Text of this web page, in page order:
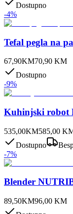
Dostupno
-4%
Tefal pegla na
67,90KM70,90 KM
Dostupno
-9%
Kuhinjski robot
535,00KM585,00
Dostupno
-7%
Blender
89,50KM96,00 KM